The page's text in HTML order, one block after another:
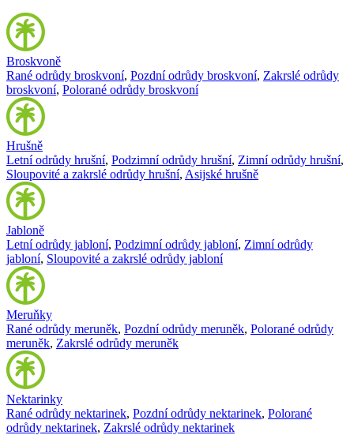
Broskvoně
Rané odrůdy broskvoní, Pozdní odrůdy broskvoní, Zakrslé odrůdy
broskvoní, Polorané odrůdy broskvoní
Hrušně
Letní odrůdy hrušní, Podzimní odrůdy hrušní, Zimní odrůdy hrušní,
Sloupovité a zakrslé odrůdy hrušní, Asijské hrušně
Jabloně
Letní odrůdy jabloní, Podzimní odrůdy jabloní, Zimní odrůdy
jabloní, Sloupovité a zakrslé odrůdy jabloní
Meruňky
Rané odrůdy meruněk, Pozdní odrůdy meruněk, Polorané odrůdy
meruněk, Zakrslé odrůdy meruněk
Nektarinky
Rané odrůdy nektarinek, Pozdní odrůdy nektarinek, Polorané
odrůdy nektarinek, Zakrslé odrůdy nektarinek